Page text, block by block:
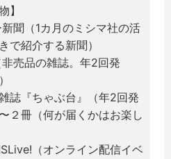
】
聞（1カ月のミシマ社の活
で紹介する新聞）
売品の雑誌。年2回発
誌『ちゃぶ台』（年2回発
２冊（何が届くかはお楽し
（オンライン配信イベ